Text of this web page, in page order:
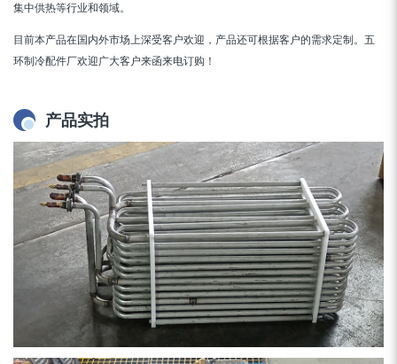
集中供热等行业和领域。
目前本产品在国内外市场上深受客户欢迎，产品还可根据客户的需求定制。五
环制冷配件厂欢迎广大客户来函来电订购！
产品实拍